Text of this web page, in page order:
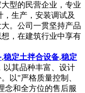
型的民营企业，专业
，生产，安装调试及
。公司一贯坚持产品
，在建筑行业中享有
,稳定土拌合设备,稳定
以其品种丰富、设计
以"严格质量控制、
念和全方位的售后服